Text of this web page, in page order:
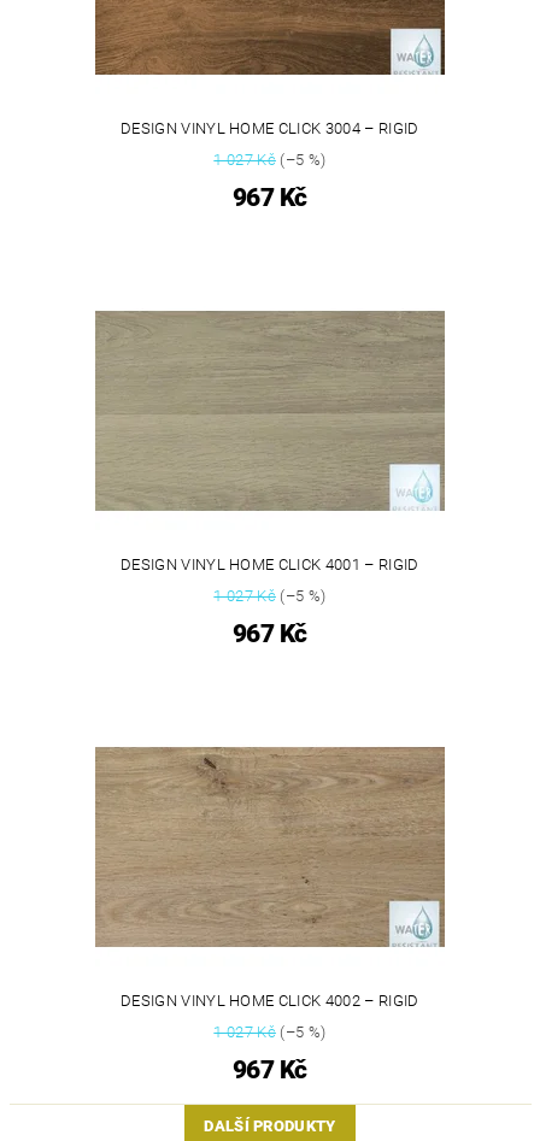
DESIGN VINYL HOME CLICK 3004 – RIGID
1 027 Kč(–5 %)
967 Kč
DESIGN VINYL HOME CLICK 4001 – RIGID
1 027 Kč(–5 %)
967 Kč
DESIGN VINYL HOME CLICK 4002 – RIGID
1 027 Kč(–5 %)
967 Kč
DALŠÍ PRODUKTY